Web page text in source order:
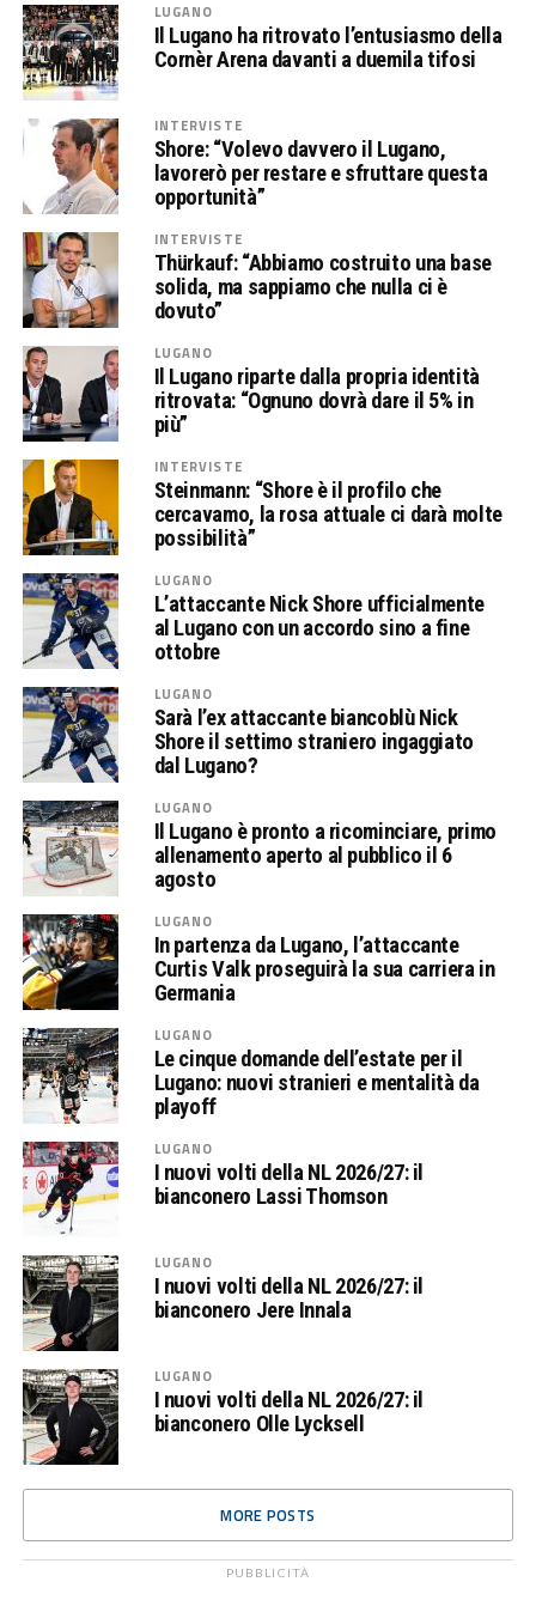
LUGANO
Il Lugano ha ritrovato l’entusiasmo della
Cornèr Arena davanti a duemila tifosi
INTERVISTE
Shore: “Volevo davvero il Lugano,
lavorerò per restare e sfruttare questa
opportunità”
INTERVISTE
Thürkauf: “Abbiamo costruito una base
solida, ma sappiamo che nulla ci è
dovuto”
LUGANO
Il Lugano riparte dalla propria identità
ritrovata: “Ognuno dovrà dare il 5% in
più”
INTERVISTE
Steinmann: “Shore è il profilo che
cercavamo, la rosa attuale ci darà molte
possibilità”
LUGANO
L’attaccante Nick Shore ufficialmente
al Lugano con un accordo sino a fine
ottobre
LUGANO
Sarà l’ex attaccante biancoblù Nick
Shore il settimo straniero ingaggiato
dal Lugano?
LUGANO
Il Lugano è pronto a ricominciare, primo
allenamento aperto al pubblico il 6
agosto
LUGANO
In partenza da Lugano, l’attaccante
Curtis Valk proseguirà la sua carriera in
Germania
LUGANO
Le cinque domande dell’estate per il
Lugano: nuovi stranieri e mentalità da
playoff
LUGANO
I nuovi volti della NL 2026/27: il
bianconero Lassi Thomson
LUGANO
I nuovi volti della NL 2026/27: il
bianconero Jere Innala
LUGANO
I nuovi volti della NL 2026/27: il
bianconero Olle Lycksell
MORE POSTS
PUBBLICITÀ